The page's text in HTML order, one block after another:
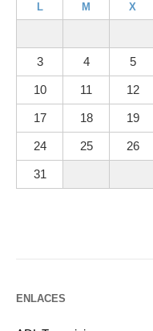
L M X
3 4 5
10 11 12
17 18 19
24 25 26
31
ENLACES